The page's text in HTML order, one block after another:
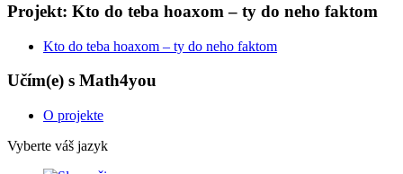
Projekt: Kto do teba hoaxom – ty do neho faktom
Kto do teba hoaxom – ty do neho faktom
Učím(e) s Math4you
O projekte
Vyberte váš jazyk